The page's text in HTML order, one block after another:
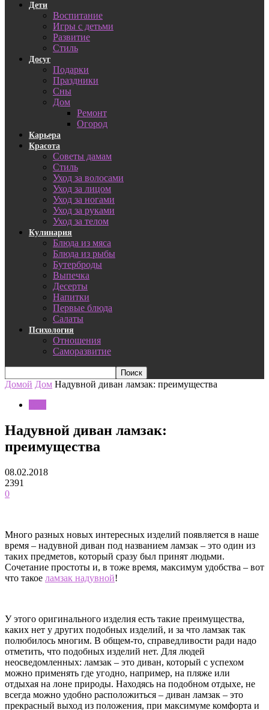
Дети
Воспитание
Игры с детьми
Развитие
Стиль
Досуг
Подарки
Праздники
Сны
Дом
Ремонт
Огород
Карьера
Красота
Советы дамам
Стиль
Уход за волосами
Уход за лицом
Уход за ногами
Уход за руками
Уход за телом
Кулинария
Блюда из мяса
Блюда из рыбы
Бутерброды
Выпечка
Десерты
Напитки
Первые блюда
Салаты
Психология
Отношения
Саморазвитие
Домой Дом Надувной диван ламзак: преимущества
Надувной диван ламзак:
преимущества
08.02.2018
2391
0
Много разных новых интересных изделий появляется в наше
время – надувной диван под названием ламзак – это один из
таких предметов, который сразу был принят людьми.
Сочетание простоты и, в тоже время, максимум удобства – вот
что такое ламзак надувной!
У этого оригинального изделия есть такие преимущества,
каких нет у других подобных изделий, и за что ламзак так
полюбилось многим. В общем-то, справедливости ради надо
отметить, что подобных изделий нет. Для людей
неосведомленных: ламзак – это диван, который с успехом
можно применять где угодно, например, на пляже или
отдыхая на лоне природы. Находясь на подобном отдыхе, не
всегда можно удобно расположиться – диван ламзак – это
прекрасный выход из положения, при максимуме комфорта и